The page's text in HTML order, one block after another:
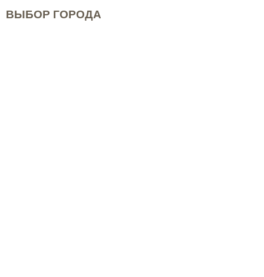
ВЫБОР ГОРОДА